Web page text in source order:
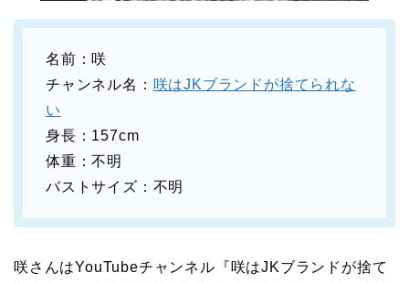
名前：咲
チャンネル名： 咲はJKブランドが捨てられな
い
身長：157cm
体重：不明
バストサイズ：不明
咲さんはYouTubeチャンネル『咲はJKブランドが捨て